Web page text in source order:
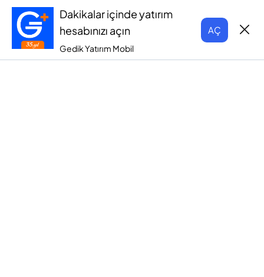
Dakikalar içinde yatırım
hesabınızı açın
Gedik Yatırım Mobil
AÇ